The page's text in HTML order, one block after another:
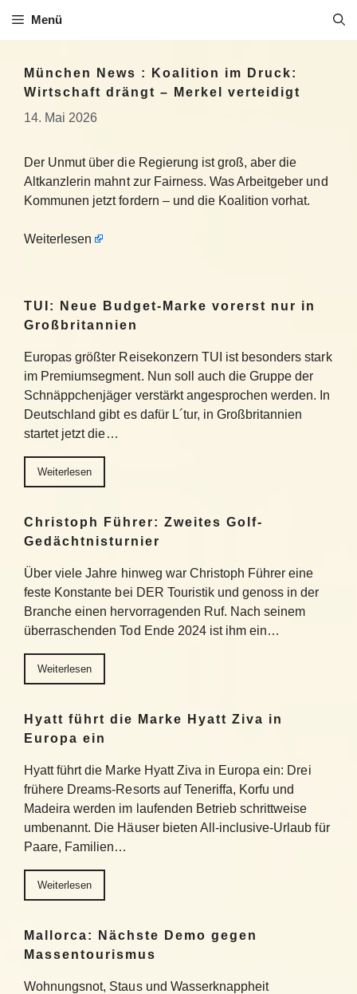
Inhalt
Menü
München News : Koalition im Druck:
Wirtschaft drängt – Merkel verteidigt
14. Mai 2026
Der Unmut über die Regierung ist groß, aber die
Altkanzlerin mahnt zur Fairness. Was Arbeitgeber und
Kommunen jetzt fordern – und die Koalition vorhat.
Weiterlesen
TUI: Neue Budget-Marke vorerst nur in
Großbritannien
Europas größter Reisekonzern TUI ist besonders stark
im Premiumsegment. Nun soll auch die Gruppe der
Schnäppchenjäger verstärkt angesprochen werden. In
Deutschland gibt es dafür L´tur, in Großbritannien
startet jetzt die…
Weiterlesen
Christoph Führer: Zweites Golf-
Gedächtnisturnier
Über viele Jahre hinweg war Christoph Führer eine
feste Konstante bei DER Touristik und genoss in der
Branche einen hervorragenden Ruf. Nach seinem
überraschenden Tod Ende 2024 ist ihm ein…
Weiterlesen
Hyatt führt die Marke Hyatt Ziva in
Europa ein
Hyatt führt die Marke Hyatt Ziva in Europa ein: Drei
frühere Dreams-Resorts auf Teneriffa, Korfu und
Madeira werden im laufenden Betrieb schrittweise
umbenannt. Die Häuser bieten All-inclusive-Urlaub für
Paare, Familien…
Weiterlesen
Mallorca: Nächste Demo gegen
Massentourismus
Wohnungsnot, Staus und Wasserknappheit